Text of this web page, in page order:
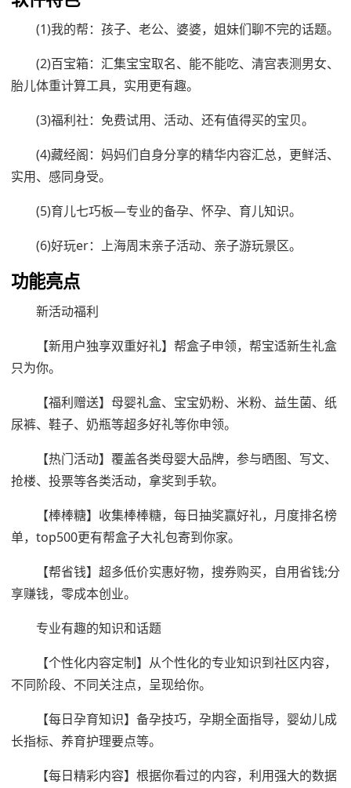
(1)我的帮：孩子、老公、婆婆，姐妹们聊不完的话题。
(2)百宝箱：汇集宝宝取名、能不能吃、清宫表测男女、
胎儿体重计算工具，实用更有趣。
(3)福利社：免费试用、活动、还有值得买的宝贝。
(4)藏经阁：妈妈们自身分享的精华内容汇总，更鲜活、
实用、感同身受。
(5)育儿七巧板—专业的备孕、怀孕、育儿知识。
(6)好玩er：上海周末亲子活动、亲子游玩景区。
功能亮点
新活动福利
【新用户独享双重好礼】帮盒子申领，帮宝适新生礼盒
只为你。
【福利赠送】母婴礼盒、宝宝奶粉、米粉、益生菌、纸
尿裤、鞋子、奶瓶等超多好礼等你申领。
【热门活动】覆盖各类母婴大品牌，参与晒图、写文、
抢楼、投票等各类活动，拿奖到手软。
【棒棒糖】收集棒棒糖，每日抽奖赢好礼，月度排名榜
单，top500更有帮盒子大礼包寄到你家。
【帮省钱】超多低价实惠好物，搜券购买，自用省钱;分
享赚钱，零成本创业。
专业有趣的知识和话题
【个性化内容定制】从个性化的专业知识到社区内容，
不同阶段、不同关注点，呈现给你。
【每日孕育知识】备孕技巧，孕期全面指导，婴幼儿成
长指标、养育护理要点等。
【每日精彩内容】根据你看过的内容，利用强大的数据